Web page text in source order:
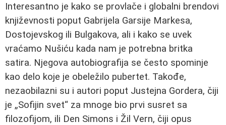
Interesantno je kako se provlače i globalni brendovi
književnosti poput Gabrijela Garsije Markesa,
Dostojevskog ili Bulgakova, ali i kako se uvek
vraćamo Nušiću kada nam je potrebna britka
satira. Njegova autobiografija se često spominje
kao delo koje je obeležilo pubertet. Takođe,
nezaobilazni su i autori poput Justejna Gordera, čiji
je „Sofijin svet“ za mnoge bio prvi susret sa
filozofijom, ili Den Simons i Žil Vern, čiji opus